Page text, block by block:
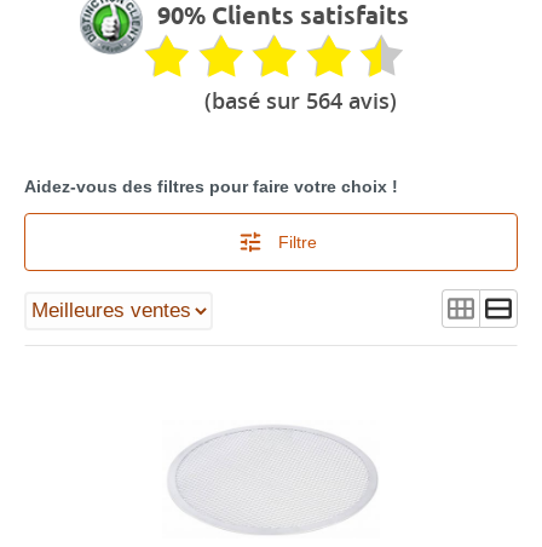
90% Clients satisfaits
(basé sur 564 avis)
Aidez-vous des filtres pour faire votre choix !
Filtre